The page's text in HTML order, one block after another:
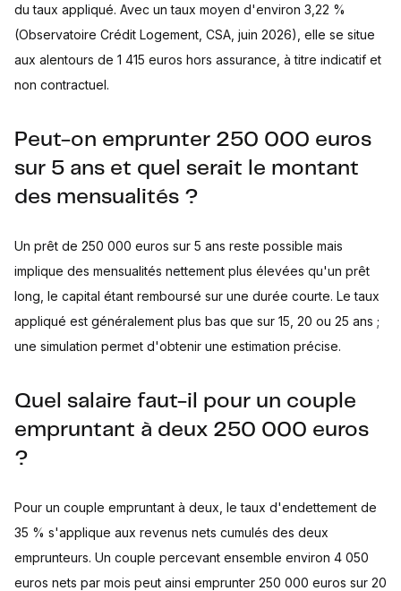
du taux appliqué. Avec un taux moyen d'environ 3,22 %
(Observatoire Crédit Logement, CSA, juin 2026), elle se situe
aux alentours de 1 415 euros hors assurance, à titre indicatif et
non contractuel.
Peut-on emprunter 250 000 euros
sur 5 ans et quel serait le montant
des mensualités ?
Un prêt de 250 000 euros sur 5 ans reste possible mais
implique des mensualités nettement plus élevées qu'un prêt
long, le capital étant remboursé sur une durée courte. Le taux
appliqué est généralement plus bas que sur 15, 20 ou 25 ans ;
une simulation permet d'obtenir une estimation précise.
Quel salaire faut-il pour un couple
empruntant à deux 250 000 euros
?
Pour un couple empruntant à deux, le taux d'endettement de
35 % s'applique aux revenus nets cumulés des deux
emprunteurs. Un couple percevant ensemble environ 4 050
euros nets par mois peut ainsi emprunter 250 000 euros sur 20